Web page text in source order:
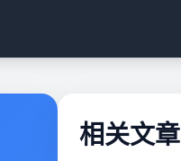
相关文章